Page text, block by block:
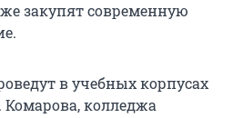
закупят современную
в учебных корпусах
колледжа